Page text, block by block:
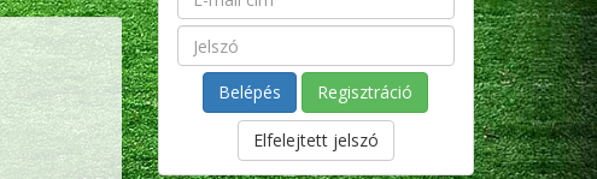
Regisztráció
Elfelejtett jelszó